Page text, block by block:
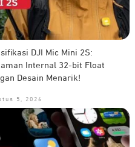
DJI Mic Mini 2S:
Internal 32-bit Float
Desain Menarik!
5, 2026